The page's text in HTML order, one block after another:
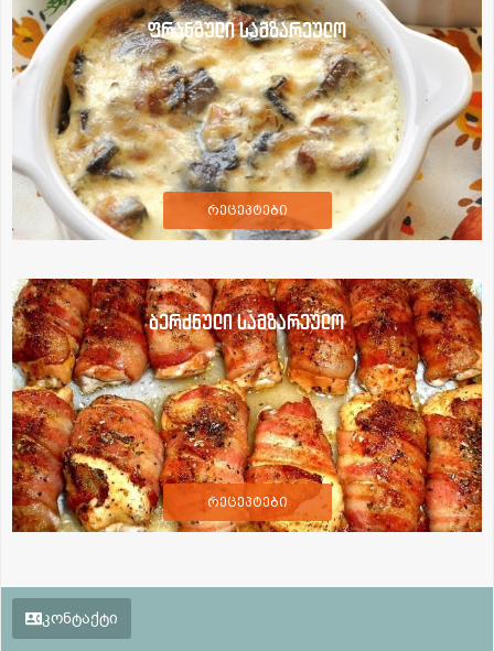
ფრანგული სამზარეულო
რეცეპტები
ბერძნული სამზარეულო
რეცეპტები
კონტაქტი